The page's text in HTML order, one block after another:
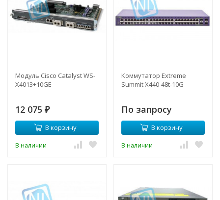
Модуль Cisco Catalyst WS-
X4013+10GE
12 075 ₽
В корзину
В наличии
Коммутатор Extreme
Summit X440-48t-10G
По запросу
В корзину
В наличии